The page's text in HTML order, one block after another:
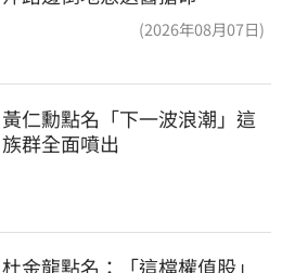
(2026年08月07日)
黃仁勳點名「下一波浪潮」這
族群全面噴出
杜金龍點名：「這檔權值股」